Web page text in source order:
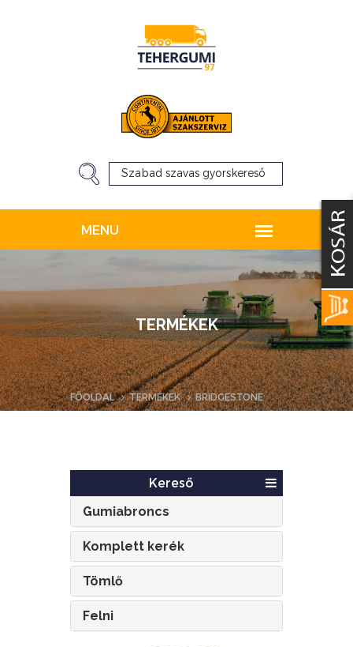
TERMÉKEK
FŐOLDAL TERMÉKEK BRIDGESTONE
Kereső
Gumiabroncs
Komplett kerék
Tömlő
Felni